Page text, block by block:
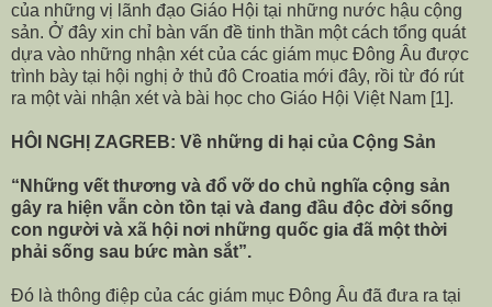
của những vị lãnh đạo Giáo Hội tại những nước hậu cộng
sản. Ở đây xin chỉ bàn vấn đề tinh thần một cách tổng quát
dựa vào những nhận xét của các giám mục Đông Âu được
trình bày tại hội nghị ở thủ đô Croatia mới đây, rồi từ đó rút
ra một vài nhận xét và bài học cho Giáo Hội Việt Nam [1].
HÔI NGHỊ ZAGREB: Về những di hại của Cộng Sản
“Những vết thương và đổ vỡ do chủ nghĩa cộng sản
gây ra hiện vẫn còn tồn tại và đang đầu độc đời sống
con người và xã hội nơi những quốc gia đã một thời
phải sống sau bức màn sắt”.
Đó là thông điệp của các giám mục Đông Âu đã đưa ra tại